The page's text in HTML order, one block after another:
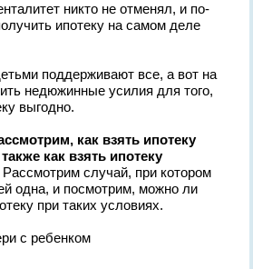
никто не отменял, и по-
ипотеку на самом деле
поддерживают все, а вот на
недюжинные усилия для того,
выгодно.
как взять ипотеку
как взять ипотеку
Рассмотрим случай, при котором
одна, и посмотрим, можно ли
при таких условиях.
с ребенком